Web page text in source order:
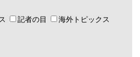
記者の目 海外トピックス